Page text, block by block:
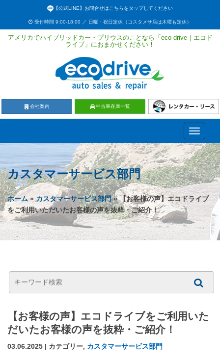
【公式LINE】お問合せはこちらをタップしてください
受付時間 9:00-18:00 ／ 日曜・祝日定休（コスタメサ店は木曜も定休）
アメリカでハイブリッドカー・プリウスのことなら「eco drive｜エコド
ライブ」におまかせください！
会社案内 中古車在庫一覧
Toggle
カスタマーサービス部門
ホーム»カスタマーサービス部門» 【お客様の声】エコドライブ
をご利用いただいたお客様の声を抜粋・ご紹介！
【お客様の声】エコドライブをご利用いた
だいたお客様の声を抜粋・ご紹介！
03.06.2025 | カテゴリー, カスタマーサービス部門